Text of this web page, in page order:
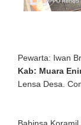
Pewarta: Iwan
Kab: Muara
Lensa Desa.